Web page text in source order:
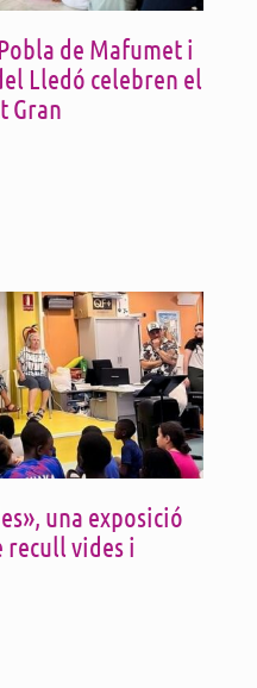
de Mafumet i
Lledó celebren el
Gran
una exposició
vides i